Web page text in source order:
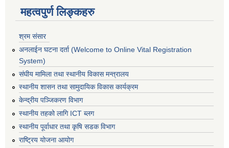
महत्वपुर्ण लिङ्कहरु
श्रम संसार
अनलाईन घटना दर्ता (Welcome to Online Vital Registration
System)
संघीय मामिला तथा स्थानीय विकास मन्त्रालय
स्थानीय शासन तथा सामुदायिक विकास कार्यक्रम
केन्द्रीय पञ्जिकरण विभाग
स्थानीय तहको लागि ICT ब्लग
स्थानीय पूर्वाधार तथा कृषि सडक विभाग
राष्ट्रिय योजना आयोग